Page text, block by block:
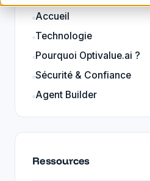
Accueil
Technologie
Pourquoi Optivalue.ai ?
Sécurité & Confiance
Agent Builder
Ressources